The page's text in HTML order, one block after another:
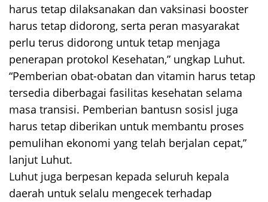
harus tetap dilaksanakan dan vaksinasi booster
harus tetap didorong, serta peran masyarakat
perlu terus didorong untuk tetap menjaga
penerapan protokol Kesehatan,” ungkap Luhut.
“Pemberian obat-obatan dan vitamin harus tetap
tersedia diberbagai fasilitas kesehatan selama
masa transisi. Pemberian bantusn sosisl juga
harus tetap diberikan untuk membantu proses
pemulihan ekonomi yang telah berjalan cepat,”
lanjut Luhut.
Luhut juga berpesan kepada seluruh kepala
daerah untuk selalu mengecek terhadap